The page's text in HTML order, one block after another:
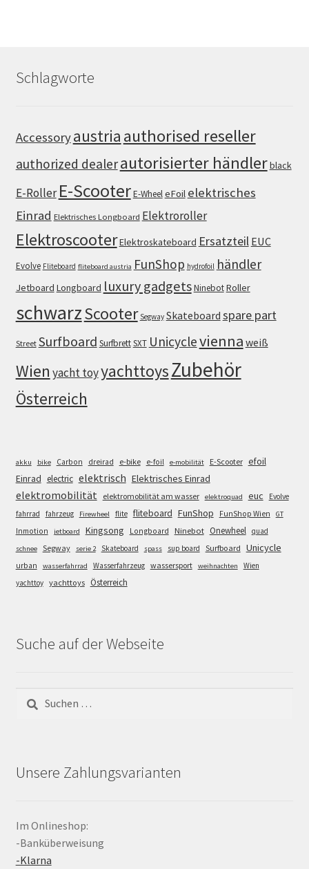
Schlagworte
Accessoryaustria authorised reseller
authorized dealerautorisierter händlerblack
E-Roller E-ScooterE-WheeleFoil elektrisches
Einrad Elektrisches Longboard Elektroroller
ElektroscooterElektroskateboard Ersatzteil EUC
Evolve Fliteboard fliteboard austria FunShop hydrofoil händler
Jetboard Longboard luxury gadgetsNinebotRoller
schwarzScooter Segway Skateboard spare part
Street Surfboard SurfbrettSXT Unicyclevienna weiß
Wien yacht toyyachttoysZubehör
Österreich
akku bike Carbon dreirad e-bike e-foil e-mobilität E-Scooter efoil
Einrad electric elektrisch Elektrisches Einrad
elektromobilität elektromobilität am wasser elektroquad euc
Evolve
fahrrad
fahrzeug Firewheel flite fliteboard FunShop FunShop Wien GT
Inmotion jetboard Kingsong Longboard Ninebot Onewheel quad
schnee Segway serie 2 Skateboard spass sup board Surfboard Unicycle
urban wasserfahrrad Wasserfahrzeug wassersport weihnachten
Wien
yachttoy yachttoys Österreich
Suche auf der Webseite
Suchen
nach:
Unsere Zahlungsvarianten
Im Onlineshop:
-Banküberweisung
-Klarna